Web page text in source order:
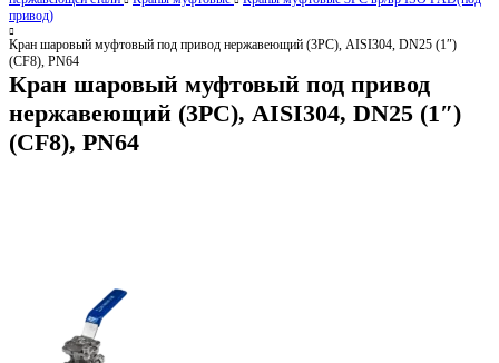
привод)
Кран шаровый муфтовый под привод нержавеющий (3PC), AISI304, DN25 (1″)
(CF8), PN64
Кран шаровый муфтовый под привод
нержавеющий (3PC), AISI304, DN25 (1″)
(CF8), PN64